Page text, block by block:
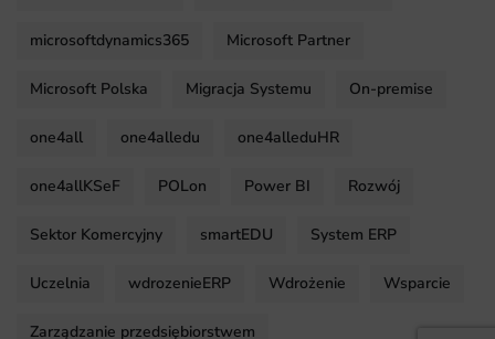
microsoftdynamics365 Microsoft Partner
Microsoft Polska Migracja Systemu On-premise
one4all one4alledu one4alleduHR
one4allKSeF POLon Power BI Rozwój
Sektor Komercyjny smartEDU System ERP
Uczelnia wdrozenieERP Wdrożenie Wsparcie
Zarządzanie przedsiębiorstwem